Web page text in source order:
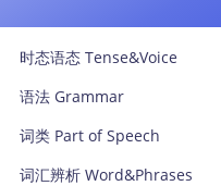
时态语态 Tense&Voice
语法 Grammar
词类 Part of Speech
词汇辨析 Word&Phrases